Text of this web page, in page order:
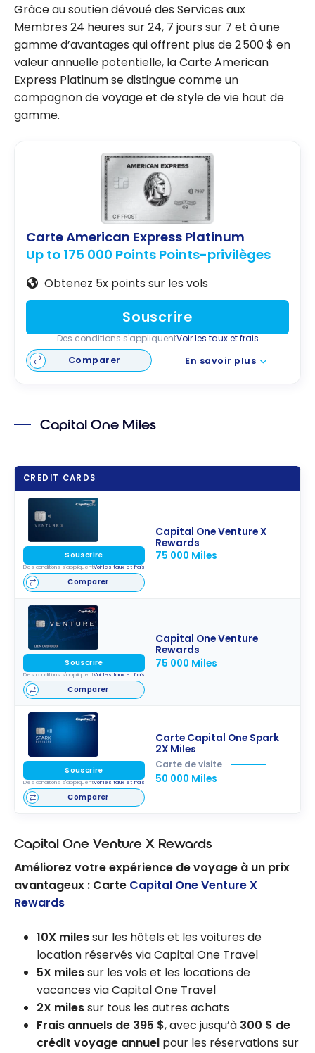
Grâce au soutien dévoué des Services aux
Membres 24 heures sur 24, 7 jours sur 7 et à une
gamme d’avantages qui offrent plus de 2 500 $ en
valeur annuelle potentielle, la Carte American
Express Platinum se distingue comme un
compagnon de voyage et de style de vie haut de
gamme.
Carte American Express Platinum
Up to 175 000 Points Points-privilèges
Obtenez 5x points sur les vols
Souscrire
Des conditions s'appliquentVoir les taux et frais
Comparer
En savoir plus
Capital One Miles
CREDIT CARDS
Capital One Venture X
Rewards
75 000 Miles
Souscrire
Des conditions s'appliquentVoir les taux et frais
Comparer
Capital One Venture
Rewards
75 000 Miles
Souscrire
Des conditions s'appliquentVoir les taux et frais
Comparer
Carte Capital One Spark
2X Miles
Carte de visite
50 000 Miles
Souscrire
Des conditions s'appliquentVoir les taux et frais
Comparer
Capital One Venture X Rewards
Améliorez votre expérience de voyage à un prix
avantageux : Carte Capital One Venture X
Rewards
10X milessur les hôtels et les voitures de
location réservés via Capital One Travel
5X milessur les vols et les locations de
vacances via Capital One Travel
2X milessur tous les autres achats
Frais annuels de 395 $, avec jusqu’à 300 $ de
crédit voyage annuel pour les réservations sur